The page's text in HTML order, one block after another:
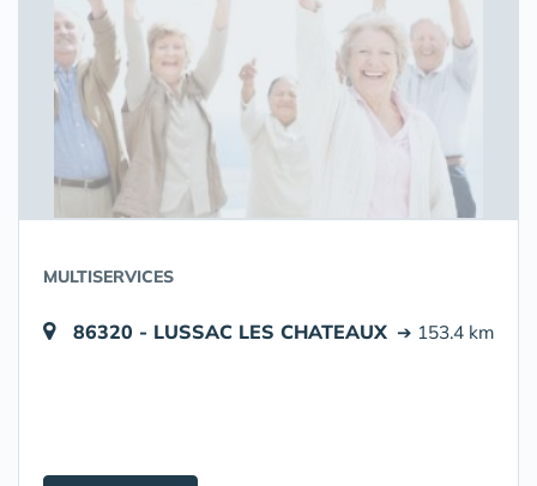
MULTISERVICES
86320 - LUSSAC LES CHATEAUX ➔ 153.4 km